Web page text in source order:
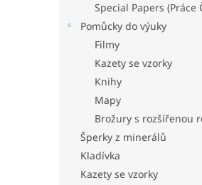
Special Papers (Práce
Pomůcky do výuky
Filmy
Kazety se vzorky
Knihy
Mapy
Brožury s rozšířenou
Šperky z minerálů
Kladívka
Kazety se vzorky